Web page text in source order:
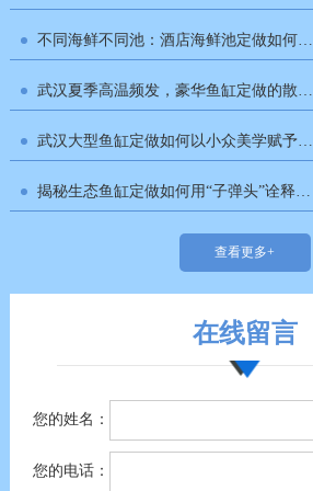
不同海鲜不同池：酒店海鲜池定做如何分区设置水温与盐度？
武汉夏季高温频发，豪华鱼缸定做的散热与降温方案有哪些可行选择？
武汉大型鱼缸定做如何以小众美学赋予空间灵动感？
揭秘生态鱼缸定做如何用“子弹头”诠释东方美学？
查看更多+
在线留言
您的姓名：
您的电话：